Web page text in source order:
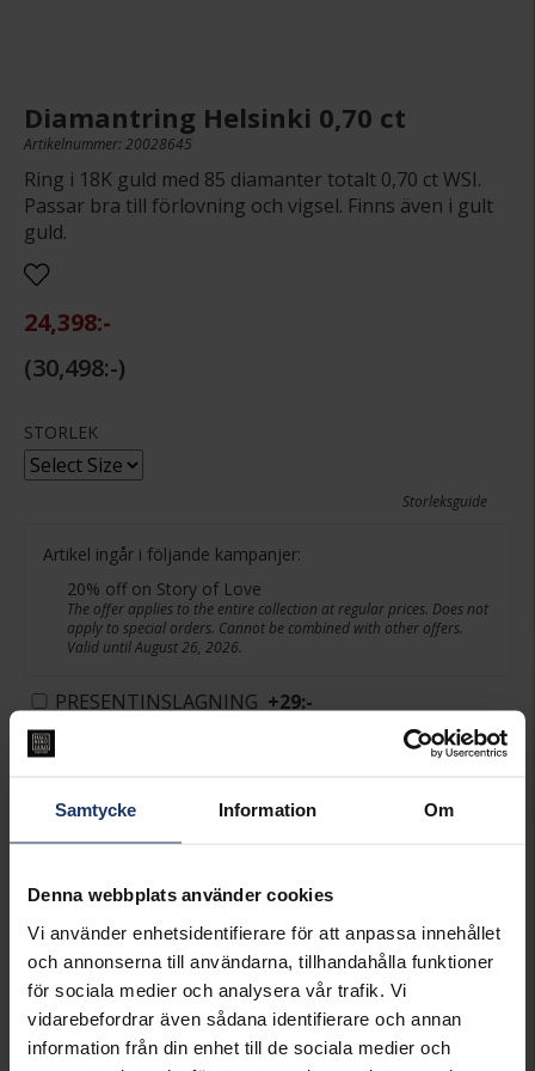
Samtycke Information Om
Denna webbplats använder cookies
Vi använder enhetsidentifierare för att anpassa innehållet
och annonserna till användarna, tillhandahålla funktioner
för sociala medier och analysera vår trafik. Vi
vidarebefordrar även sådana identifierare och annan
information från din enhet till de sociala medier och
Diamantring Helsinki 0,70 ct
Artikelnummer: 20028645
Ring i 18K guld med 85 diamanter totalt 0,70 ct WSI.
Passar bra till förlovning och vigsel. Finns även i gult
guld.
24,398:-
30,498:-
STORLEK
Storleksguide
Artikel ingår i följande kampanjer:
20% off on Story of Love
The offer applies to the entire collection at regular prices. Does not
apply to special orders. Cannot be combined with other offers.
Valid until August 26, 2026.
PRESENTINSLAGNING +29:-
VÄLJ STORLEK FÖR ATT LÄGGA I
VARUKORGEN
Leveranstid 3-7 arbetsdagar.
INFO
BREDD CA (MM)
2,8-9,0
HÖJD CA (MM)
0,8-5,6
VARUMÄRKE
Story of Love
MODELL
Helsinki